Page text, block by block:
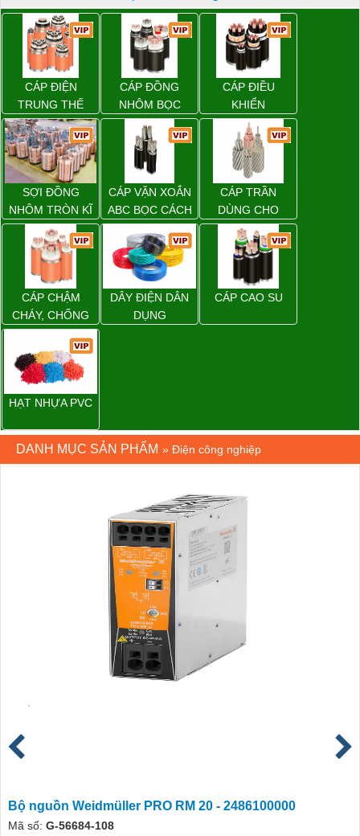
CÁP ĐIỆN
TRUNG THẾ
CÁP ĐỒNG
NHÔM BỌC
CÁP ĐIỀU
KHIỂN
SỢI ĐỒNG
NHÔM TRÒN KĨ
THUẬT ĐIỆN
CÁP VẶN XOẮN
ABC BỌC CÁCH
ĐIỆN XLPE
CÁP TRẦN
DÙNG CHO
ĐƯỜNG DÂY
TẢI ĐIỆN TRÊN
KHÔNG
CÁP CHẬM
CHÁY, CHỐNG
CHÁY
DÂY ĐIỆN DÂN
DỤNG
CÁP CAO SU
HẠT NHỰA PVC
DANH MỤC SẢN PHẨM » Điện công nghiệp
Bộ nguồn Weidmüller PRO RM 20 - 2486100000
Mã số: G-56684-108